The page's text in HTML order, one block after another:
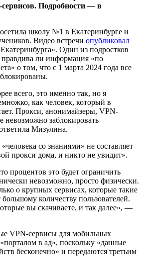
Подробности — в
школу №1 в Екатеринбурге и
Видео встречи опубликовал
Один из подростков
ли информация «по
о том, что с 1 марта 2024 года все
всего, это именно так, но я
как человек, который в
Прокси, анонимайзеры, VPN-
заблокировать
Мизулина.
со знаниями» не составляет
прокси дома, и никто не увидит».
процентов это будет ограничить
невозможно, просто физически.
о крупных сервисах, которые такие
количеству пользователей.
вы скачиваете, и так далее», ―
VPN-сервисы для мобильных
в ад», поскольку «данные
бесконечно» и передаются третьим